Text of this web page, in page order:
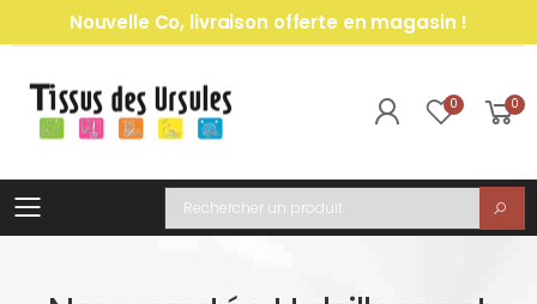
Nouvelle Co, livraison offerte en magasin !
0 0
Toggle mobile menu
Recherche